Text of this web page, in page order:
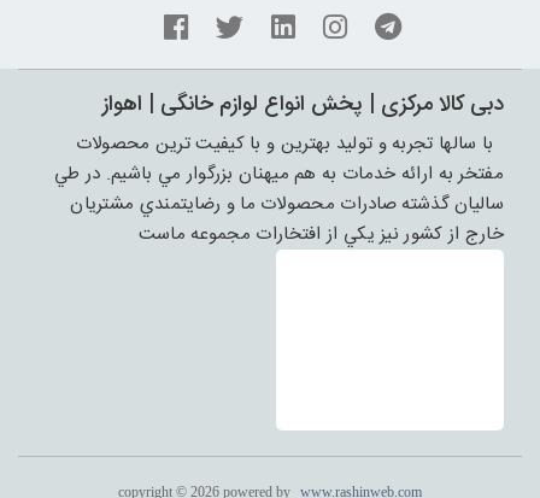
دبی کالا مرکزی | پخش انواع لوازم خانگی | اهواز
با سالها تجربه و توليد بهترين و با کيفيت ترين محصولات
مفتخر به ارائه خدمات به هم ميهنان بزرگوار مي باشيم. در طي
ساليان گذشته صادرات محصولات ما و رضايتمندي مشتريان
خارج از کشور نيز يکي از افتخارات مجموعه ماست
copyright © 2026 powered by www.rashinweb.com